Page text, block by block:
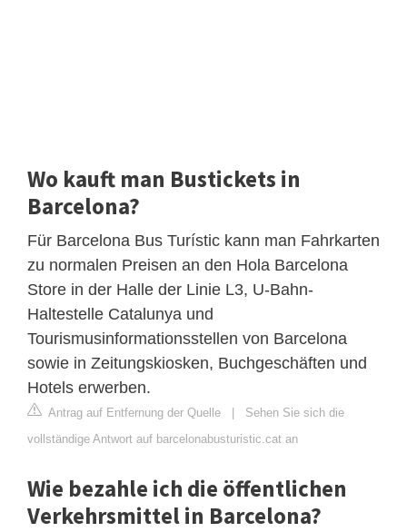
Wo kauft man Bustickets in
Barcelona?
Für Barcelona Bus Turístic kann man Fahrkarten
zu normalen Preisen an den Hola Barcelona
Store in der Halle der Linie L3, U-Bahn-
Haltestelle Catalunya und
Tourismusinformationsstellen von Barcelona
sowie in Zeitungskiosken, Buchgeschäften und
Hotels erwerben.
Antrag auf Entfernung der Quelle
Sehen Sie sich die
vollständige Antwort auf barcelonabusturistic.cat an
Wie bezahle ich die öffentlichen
Verkehrsmittel in Barcelona?